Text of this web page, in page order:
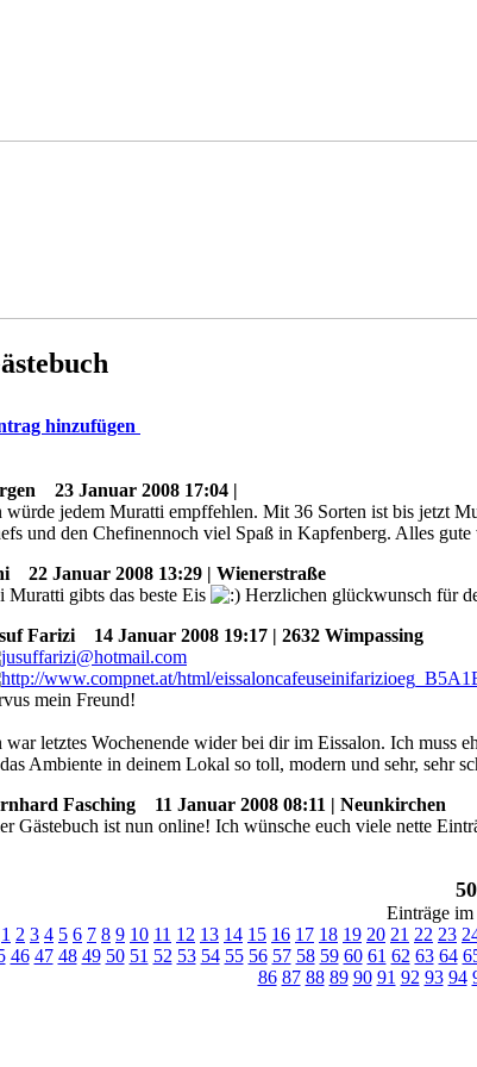
hinzufügen
23 Januar 2008 17:04 |
würde jedem Muratti empffehlen. Mit 36 Sorten ist bis jetzt
und den Chefinennoch viel Spaß in Kapfenberg. Alles gute
22 Januar 2008 13:29 | Wienerstraße
Muratti gibts das beste Eis
Herzlichen glückwunsch für
Farizi
14 Januar 2008 19:17 | 2632 Wimpassing
mein Freund!
war letztes Wochenende wider bei dir im Eissalon. Ich muss
Ambiente in deinem Lokal so toll, modern und sehr, sehr
Fasching
11 Januar 2008 08:11 | Neunkirchen
Gästebuch ist nun online! Ich wünsche euch viele nette
Einträge im
1 2 3 4 5 6 7 8 9 10 11 12 13 14 15 16 17 18 19 20 21 22 23
46 47 48 49 50 51 52 53 54 55 56 57 58 59 60 61 62 63 64
86 87 88 89 90 91 92 93 94